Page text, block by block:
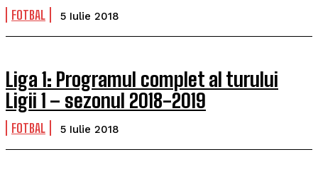
FOTBAL 5 Iulie 2018
Liga 1: Programul complet al turului
Ligii 1 – sezonul 2018-2019
FOTBAL 5 Iulie 2018